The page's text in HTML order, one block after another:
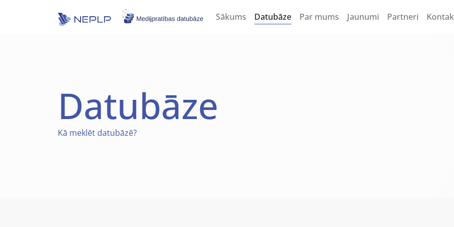
Sākums
Datubāze Par mums Jaunumi Partneri
Datubāze
Kā meklēt datubāzē?